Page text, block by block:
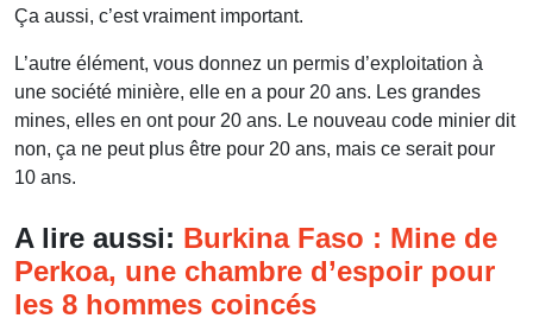
Ça aussi, c’est vraiment important.
L’autre élément, vous donnez un permis d’exploitation à
une société minière, elle en a pour 20 ans. Les grandes
mines, elles en ont pour 20 ans. Le nouveau code minier dit
non, ça ne peut plus être pour 20 ans, mais ce serait pour
10 ans.
A lire aussi: Burkina Faso : Mine de
Perkoa, une chambre d’espoir pour
les 8 hommes coincés